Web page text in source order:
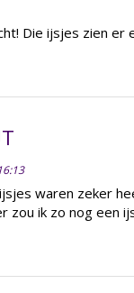
Die ijsjes zien er
waren zeker
zou ik zo nog een